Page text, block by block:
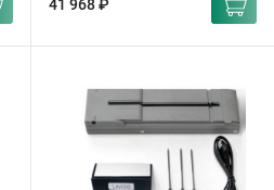
41 968 ₽